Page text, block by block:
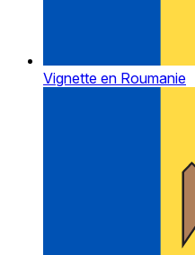
Vignette en Roumanie